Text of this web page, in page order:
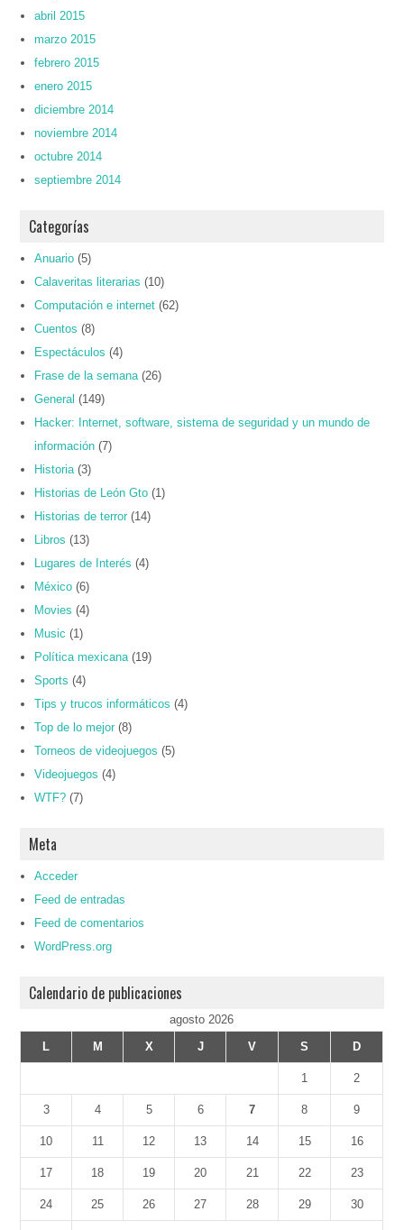
abril 2015
marzo 2015
febrero 2015
enero 2015
diciembre 2014
noviembre 2014
octubre 2014
septiembre 2014
Categorías
Anuario (5)
Calaveritas literarias (10)
Computación e internet (62)
Cuentos (8)
Espectáculos (4)
Frase de la semana (26)
General (149)
Hacker: Internet, software, sistema de seguridad y un mundo de
información (7)
Historia (3)
Historias de León Gto (1)
Historias de terror (14)
Libros (13)
Lugares de Interés (4)
México (6)
Movies (4)
Music (1)
Política mexicana (19)
Sports (4)
Tips y trucos informáticos (4)
Top de lo mejor (8)
Torneos de videojuegos (5)
Videojuegos (4)
WTF? (7)
Meta
Acceder
Feed de entradas
Feed de comentarios
WordPress.org
Calendario de publicaciones
agosto 2026
L
M X J V S D
1 2
3 4 5 6 7 8 9
10 11 12 13 14 15 16
17 18 19 20 21 22 23
24 25 26 27 28 29 30